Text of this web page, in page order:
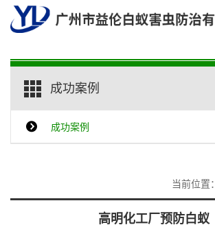
成功案例
成功案例
当前位置：
高明化工厂预防白蚁